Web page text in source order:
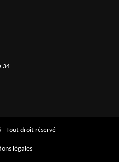
34
- Tout droit réservé
légales